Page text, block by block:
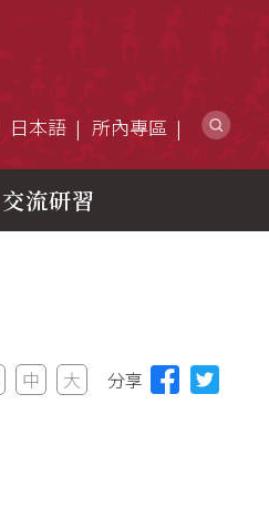
日本語 所內專區
交流研習
中 大 分享